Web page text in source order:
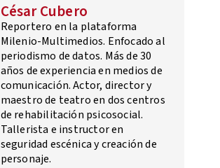
César Cubero
Reportero en la plataforma
Milenio-Multimedios. Enfocado al
periodismo de datos. Más de 30
años de experiencia en medios de
comunicación. Actor, director y
maestro de teatro en dos centros
de rehabilitación psicosocial.
Tallerista e instructor en
seguridad escénica y creación de
personaje.